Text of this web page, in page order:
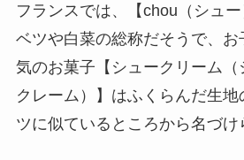
フランスでは、【chou（シュー
ベツや白菜の総称だそうで、お
気のお菓子【シュークリーム（
クレーム）】はふくらんだ生
ツに似ているところから名づけ